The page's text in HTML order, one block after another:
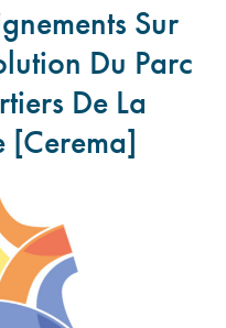
Sur
Du Parc
De La
[Cerema]